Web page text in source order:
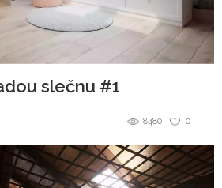
slečnu #1
0
8480